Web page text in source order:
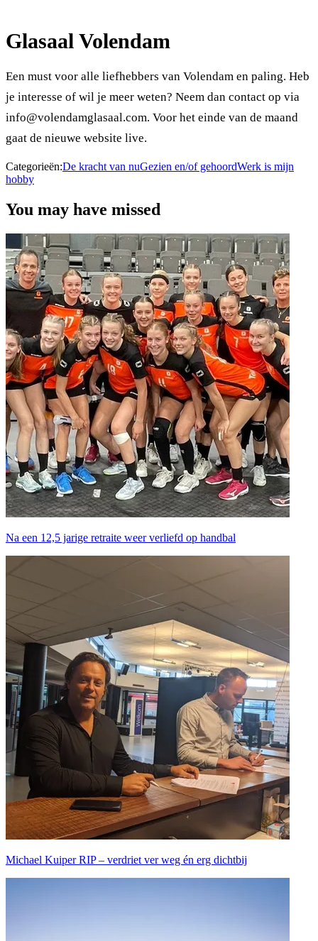
Glasaal Volendam
Een must voor alle liefhebbers van Volendam en paling. Heb
je interesse of wil je meer weten? Neem dan contact op via
info@volendamglasaal.com. Voor het einde van de maand
gaat de nieuwe website live.
Categorieën:De kracht van nuGezien en/of gehoordWerk is mijn
hobby
You may have missed
Na een 12,5 jarige retraite weer verliefd op handbal
Michael Kuiper RIP – verdriet ver weg én erg dichtbij